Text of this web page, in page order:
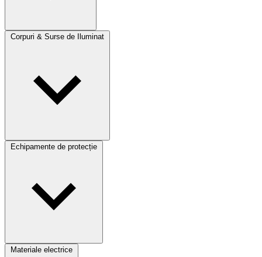
Corpuri & Surse de Iluminat
Echipamente de protecție
Materiale electrice